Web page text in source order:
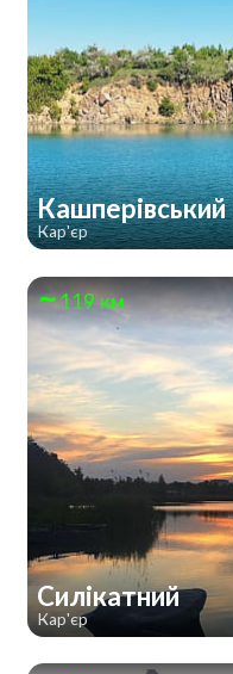
Кашперівський
Кар'єр
119 км
Силікатний
Кар'єр